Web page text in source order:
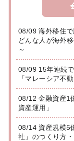
08/09 海外移住
どんな人が海外
～
08/09 15年連続
「マレーシア不
08/12 金融資産1
資産運用」
08/14 資産規模5
社」のつくり方